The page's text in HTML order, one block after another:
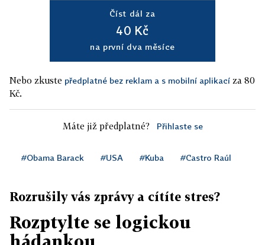
Číst dál za
40 Kč
na první dva měsíce
Nebo zkuste předplatné bez reklam a s mobilní aplikací za 80
Kč.
Máte již předplatné? Přihlaste se
#Obama Barack #USA #Kuba #Castro Raúl
Rozrušily vás zprávy a cítíte stres?
Rozptylte se logickou